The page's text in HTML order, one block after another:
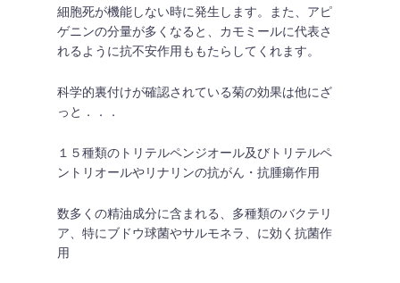
細胞死が機能しない時に発生します。また、アピ
ゲニンの分量が多くなると、カモミールに代表さ
れるように抗不安作用ももたらしてくれます。
科学的裏付けが確認されている菊の効果は他にざ
っと．．．
１５種類のトリテルペンジオール及びトリテルペ
ントリオールやリナリンの抗がん・抗腫瘍作用
数多くの精油成分に含まれる、多種類のバクテリ
ア、特にブドウ球菌やサルモネラ、に効く抗菌作
用